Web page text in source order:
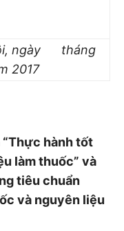
ngày tháng
2017
hành tốt
làm thuốc” và
tiêu chuẩn
và nguyên liệu